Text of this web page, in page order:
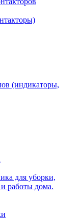
(индикаторы,
для уборки,
работы дома.